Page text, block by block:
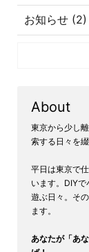
お知らせ (2)
About
東京から少し
索する日々を
平日は東京で
います。DIY
遊ぶ日々。そ
ます。
あなたが「あ